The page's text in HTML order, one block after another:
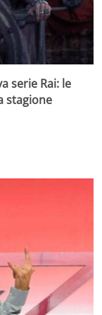
serie Rai: le
stagione